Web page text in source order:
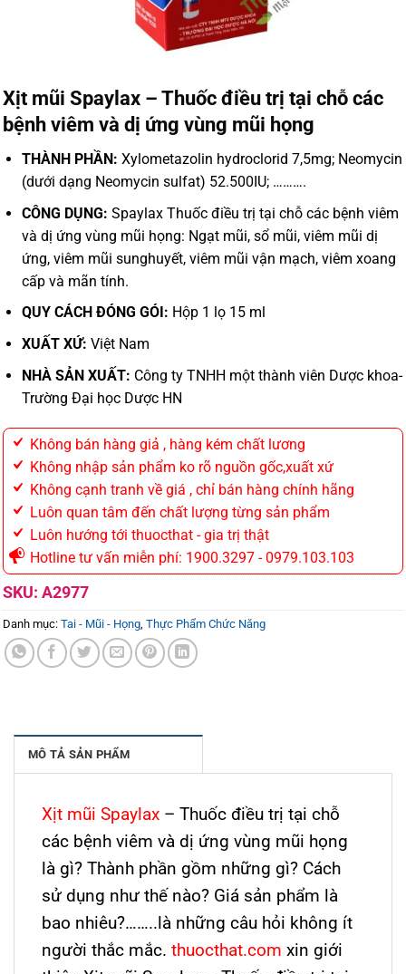
Xịt mũi Spaylax – Thuốc điều trị tại chỗ các
bệnh viêm và dị ứng vùng mũi họng
THÀNH PHẦN: Xylometazolin hydroclorid 7,5mg; Neomycin
(dưới dạng Neomycin sulfat) 52.500IU; ……….
CÔNG DỤNG: Spaylax Thuốc điều trị tại chỗ các bệnh viêm
và dị ứng vùng mũi họng: Ngạt mũi, sổ mũi, viêm mũi dị
ứng, viêm mũi sunghuyết, viêm mũi vận mạch, viêm xoang
cấp và mãn tính.
QUY CÁCH ĐÓNG GÓI: Hộp 1 lọ 15 ml
XUẤT XỨ: Việt Nam
NHÀ SẢN XUẤT: Công ty TNHH một thành viên Dược khoa-
Trường Đại học Dược HN
Không bán hàng giả , hàng kém chất lương
Không nhập sản phẩm ko rõ nguồn gốc,xuất xứ
Không cạnh tranh về giá , chỉ bán hàng chính hãng
Luôn quan tâm đến chất lượng từng sản phẩm
Luôn hướng tới thuocthat - gia trị thật
Hotline tư vấn miễn phí: 1900.3297 - 0979.103.103
SKU: A2977
Danh mục: Tai - Mũi - Họng, Thực Phẩm Chức Năng
MÔ TẢ SẢN PHẨM
Xịt mũi Spaylax – Thuốc điều trị tại chỗ
các bệnh viêm và dị ứng vùng mũi họng
là gì? Thành phần gồm những gì? Cách
sử dụng như thế nào? Giá sản phẩm là
bao nhiêu?……..là những câu hỏi không ít
người thắc mắc. thuocthat.com xin giới